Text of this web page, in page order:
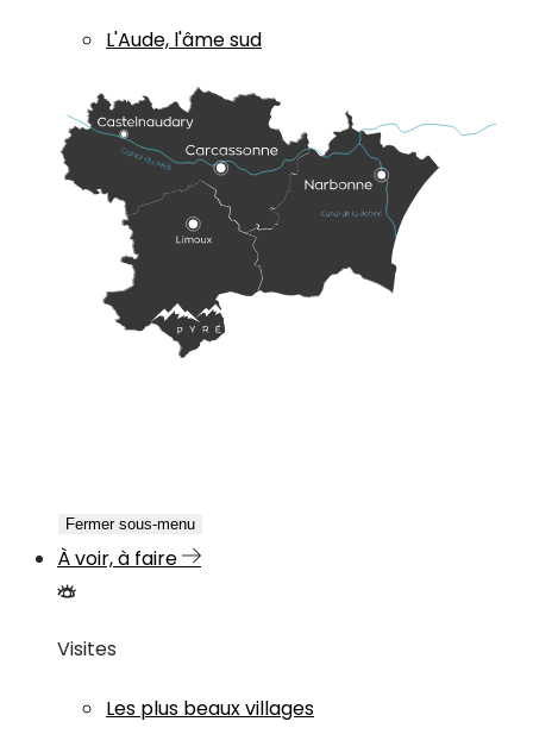
L'Aude, l'âme sud
Fermer sous-menu
À voir, à faire
Visites
Les plus beaux villages